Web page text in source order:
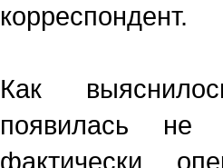
корреспондент.
Как
появилась
фактически